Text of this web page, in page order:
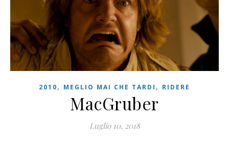
2010, MEGLIO MAI CHE TARDI , RIDERE
MacGruber
Luglio 10, 2018